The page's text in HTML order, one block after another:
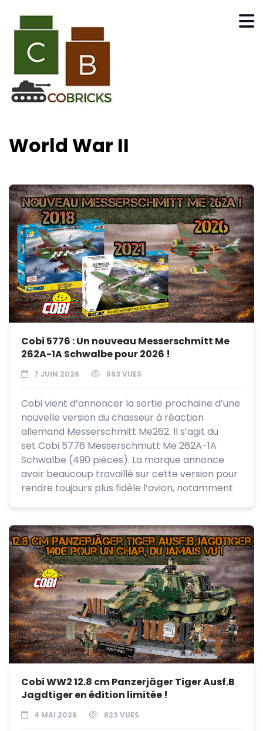
World War II
Cobi 5776 : Un nouveau Messerschmitt Me
262A-1A Schwalbe pour 2026 !
7 JUIN 2026 593 VUES
Cobi vient d’annoncer la sortie prochaine d’une
nouvelle version du chasseur à réaction
allemand Messerschmitt Me262. Il s’agit du
set Cobi 5776 Messerschmutt Me 262A-1A
Schwalbe (490 pièces). La marque annonce
avoir beaucoup travaillé sur cette version pour
rendre toujours plus fidèle l’avion, notamment
Cobi WW2 12.8 cm Panzerjäger Tiger Ausf.B
Jagdtiger en édition limitée !
4 MAI 2026 823 VUES